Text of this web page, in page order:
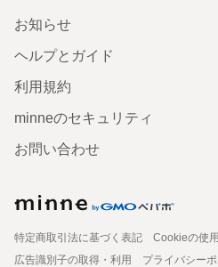
お知らせ
ヘルプとガイド
利用規約
minneのセキュリティ
お問い合わせ
特定商取引法に基づく表記
Cookieの使
広告識別子の取得・利用
プライバシー